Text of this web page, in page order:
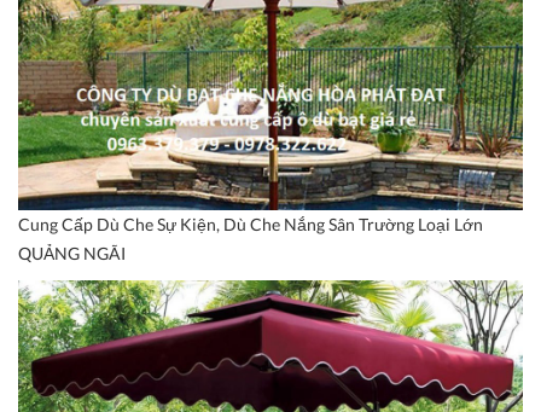
Cung Cấp Dù Che Sự Kiện, Dù Che Nắng Sân Trường Loại Lớn
QUẢNG NGÃI